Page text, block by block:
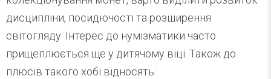
дисципліни, посидючості та розширення
світогляду. Інтерес до нумізматики часто
прищеплюється ще у дитячому віці. Також до
плюсів такого хобі відносять: